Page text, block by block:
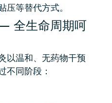
压等替代方式。
全生命周期呵
以温和、无药物干预
不同阶段：